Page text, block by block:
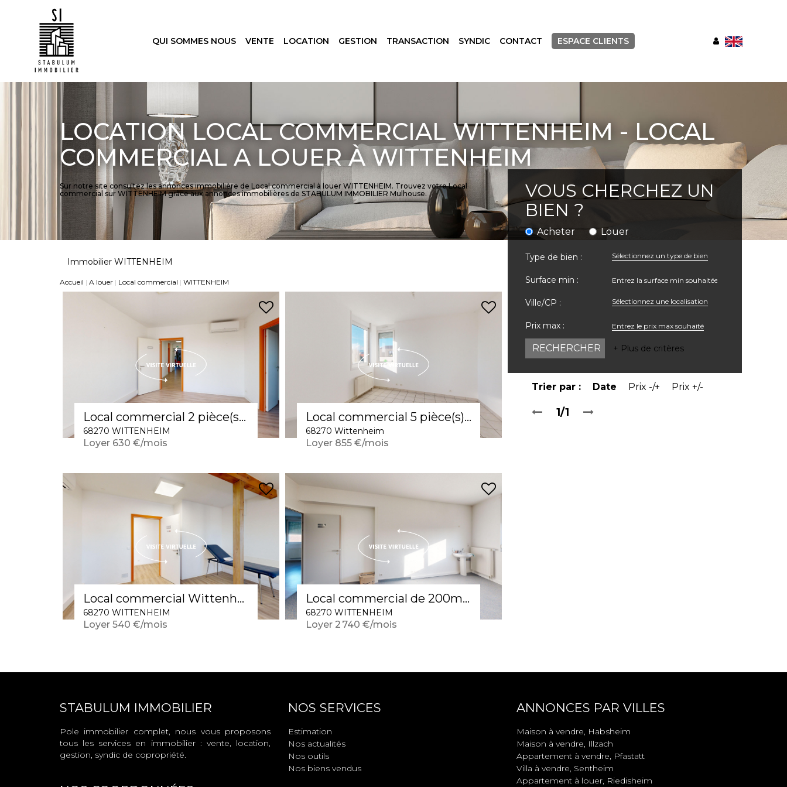
QUI SOMMES NOUS VENTE LOCATION GESTION TRANSACTION SYNDIC CONTACT ESPACE CLIENTS
LOCATION LOCAL COMMERCIAL WITTENHEIM - LOCAL
COMMERCIAL A LOUER À WITTENHEIM
Sur notre site consultez les annonces immobilière de Local commercial à louer WITTENHEIM. Trouvez votre Local
commercial sur WITTENHEIM grâce aux annonces immobilières de STABULUM IMMOBILIER Mulhouse.
VOUS CHERCHEZ UN
BIEN ?
Acheter Louer
Type de bien : Sélectionnez un type de bien
Surface min :
Ville/CP : Sélectionnez une localisation
Prix max :
+ Plus de critères
Immobilier WITTENHEIM
Accueil A louer Local commercial WITTENHEIM
Trier par : Date Prix -/+ Prix +/-
1/1
Local commercial 2 pièce(s) / avec ascenseur, terrasse, stationnement et salle d'attente
68270 WITTENHEIM
Loyer 630 €/mois
Local commercial 5 pièce(s) 67 m2 / lumineux, parking et ascenseur
68270 Wittenheim
Loyer 855 €/mois
Local commercial Wittenheim 1 pièce(s) 25 m2
68270 WITTENHEIM
Loyer 540 €/mois
Local commercial de 200m2 / ascenseur
68270 WITTENHEIM
Loyer 2 740 €/mois
STABULUM IMMOBILIER
Pole immobilier complet, nous vous proposons
tous les services en immobilier : vente, location,
gestion, syndic de copropriété.
NOS SERVICES
Estimation
Nos actualités
Nos outils
Nos biens vendus
ANNONCES PAR VILLES
Maison à vendre, Habsheim
Maison à vendre, Illzach
Appartement à vendre, Pfastatt
Villa à vendre, Sentheim
Appartement à louer, Riedisheim